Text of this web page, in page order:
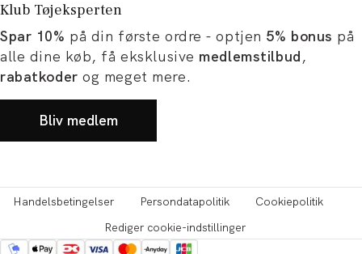
dit købog artikler
og karriere
Klub Tøjeksperten
Spar 10% på din første ordre - optjen 5% bonus på
alle dine køb, få eksklusive medlemstilbud,
rabatkoder og meget mere.
Bliv medlem
Handelsbetingelser Persondatapolitik
Cookiepolitik
Rediger cookie-indstillinger